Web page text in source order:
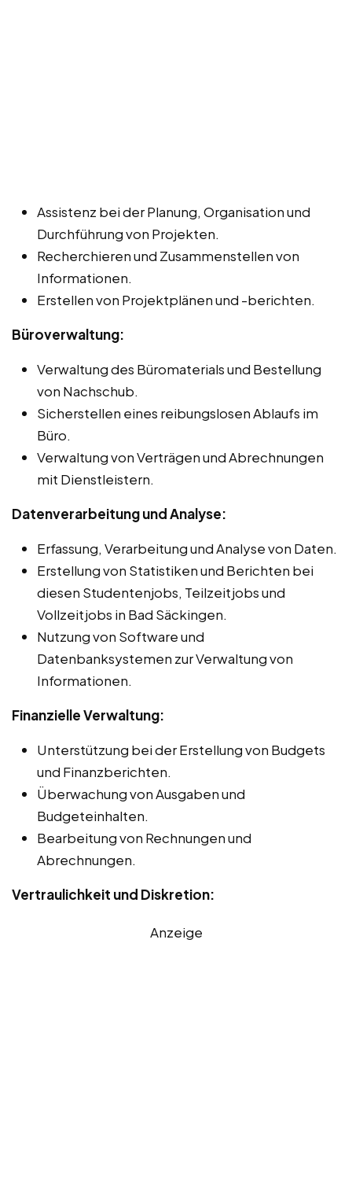
Assistenz bei der Planung, Organisation und
Durchführung von Projekten.
Recherchieren und Zusammenstellen von
Informationen.
Erstellen von Projektplänen und -berichten.
Büroverwaltung:
Verwaltung des Büromaterials und Bestellung
von Nachschub.
Sicherstellen eines reibungslosen Ablaufs im
Büro.
Verwaltung von Verträgen und Abrechnungen
mit Dienstleistern.
Datenverarbeitung und Analyse:
Erfassung, Verarbeitung und Analyse von Daten.
Erstellung von Statistiken und Berichten bei
diesen Studentenjobs, Teilzeitjobs und
Vollzeitjobs in Bad Säckingen.
Nutzung von Software und
Datenbanksystemen zur Verwaltung von
Informationen.
Finanzielle Verwaltung:
Unterstützung bei der Erstellung von Budgets
und Finanzberichten.
Überwachung von Ausgaben und
Budgeteinhalten.
Bearbeitung von Rechnungen und
Abrechnungen.
Vertraulichkeit und Diskretion:
Anzeige